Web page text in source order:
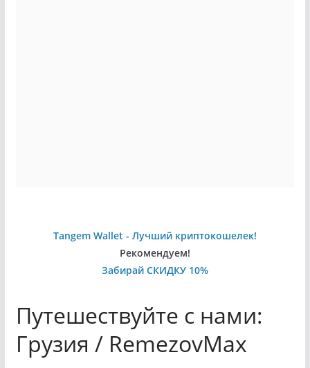
Tangem Wallet - Лучший криптокошелек!
Рекомендуем!
Забирай СКИДКУ 10%
Путешествуйте с нами:
Грузия / RemezovMax